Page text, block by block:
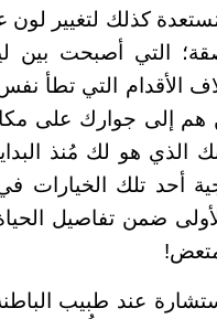
كذلك لتغيير لون
التي أصبحت بين
الأقدام التي تطأ
هم إلى جوارك على
الذي هو لك مُنذ
أحد تلك الخيارات
ضمن تفاصيل
عند طبيب